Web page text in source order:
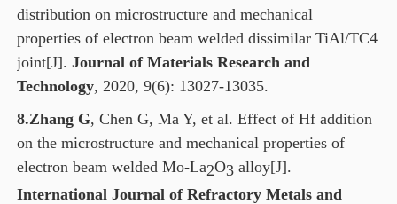
distribution on microstructure and mechanical
properties of electron beam welded dissimilar TiAl/TC4
joint[J]. Journal of Materials Research and
Technology, 2020, 9(6): 13027-13035.
8.Zhang G, Chen G, Ma Y, et al. Effect of Hf addition
on the microstructure and mechanical properties of
electron beam welded Mo-La2O3 alloy[J].
International Journal of Refractory Metals and